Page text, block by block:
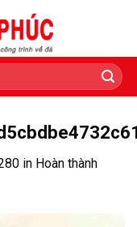
in Hoàn thành